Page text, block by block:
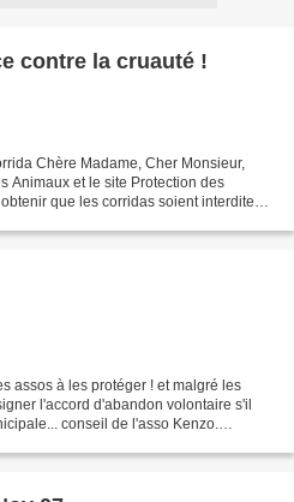
contre la cruauté !
Chère Madame, Cher Monsieur,
Animaux et le site Protection des
que les corridas soient interdites
assos à les protéger ! et malgré les
l'accord d'abandon volontaire s'il
conseil de l'asso Kenzo.